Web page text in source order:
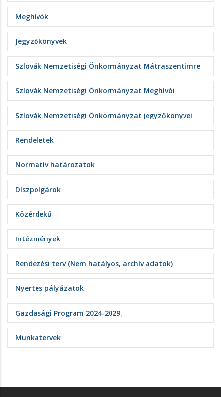
Meghívók
Jegyzőkönyvek
Szlovák Nemzetiségi Önkormányzat Mátraszentimre
Szlovák Nemzetiségi Önkormányzat Meghívói
Szlovák Nemzetiségi Önkormányzat jegyzőkönyvei
Rendeletek
Normatív határozatok
Díszpolgárok
Közérdekű
Intézmények
Rendezési terv (Nem hatályos, archív adatok)
Nyertes pályázatok
Gazdasági Program 2024-2029.
Munkatervek